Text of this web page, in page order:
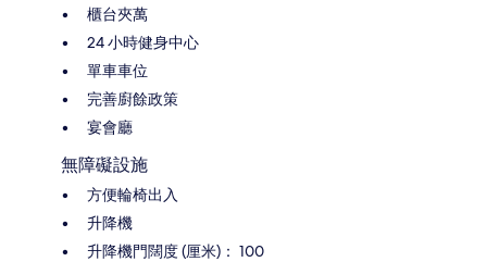
櫃台夾萬
24 小時健身中心
單車車位
完善廚餘政策
宴會廳
無障礙設施
方便輪椅出入
升降機
升降機門闊度 (厘米)： 100